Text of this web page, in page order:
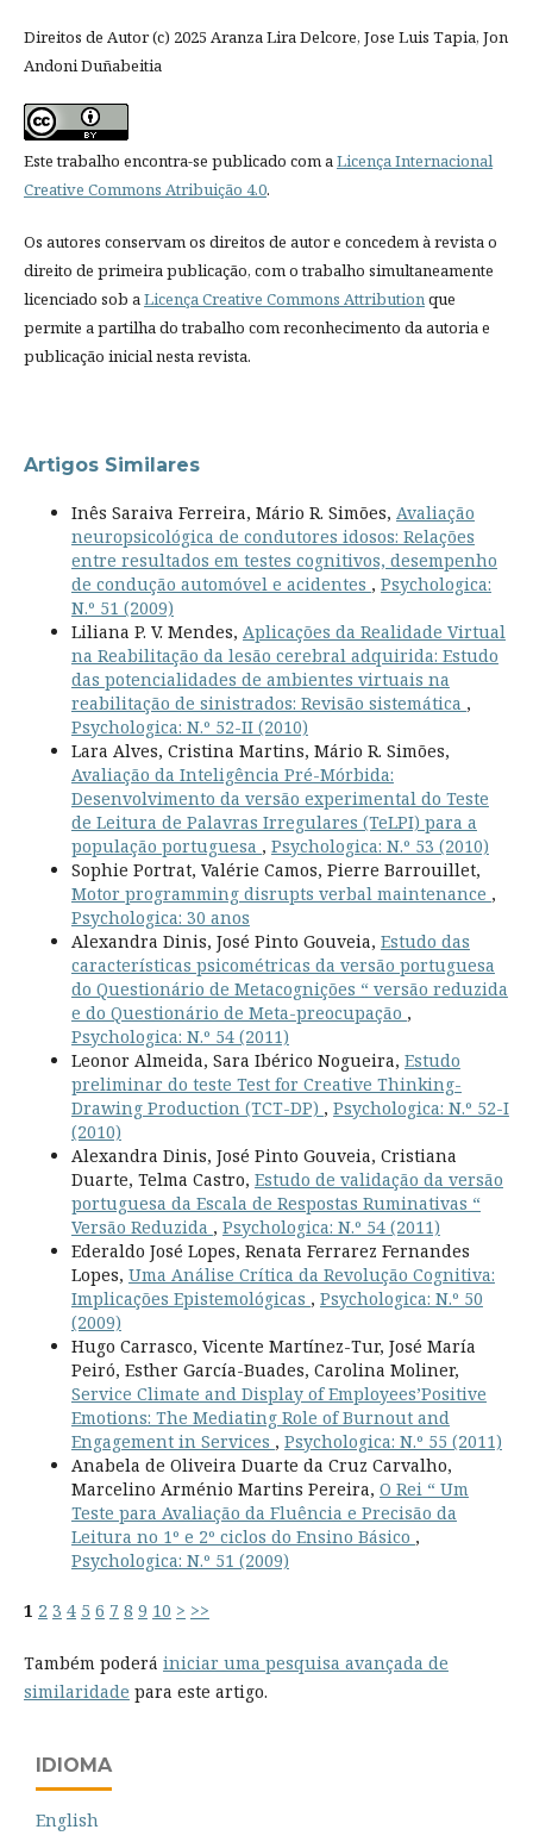
Direitos de Autor (c) 2025 Aranza Lira Delcore, Jose Luis Tapia, Jon
Andoni Duñabeitia
Este trabalho encontra-se publicado com aLicença Internacional
Creative Commons Atribuição 4.0.
Os autores conservam os direitos de autor e concedem à revista o
direito de primeira publicação, com o trabalho simultaneamente
licenciado sob aLicença Creative Commons Attributionque
permite a partilha do trabalho com reconhecimento da autoria e
publicação inicial nesta revista.
Artigos Similares
Inês Saraiva Ferreira, Mário R. Simões, Avaliação
neuropsicológica de condutores idosos: Relações
entre resultados em testes cognitivos, desempenho
de condução automóvel e acidentes , Psychologica:
N.º 51 (2009)
Liliana P. V. Mendes, Aplicações da Realidade Virtual
na Reabilitação da lesão cerebral adquirida: Estudo
das potencialidades de ambientes virtuais na
reabilitação de sinistrados: Revisão sistemática ,
Psychologica: N.º 52-II (2010)
Lara Alves, Cristina Martins, Mário R. Simões,
Avaliação da Inteligência Pré-Mórbida:
Desenvolvimento da versão experimental do Teste
de Leitura de Palavras Irregulares (TeLPI) para a
população portuguesa , Psychologica: N.º 53 (2010)
Sophie Portrat, Valérie Camos, Pierre Barrouillet,
Motor programming disrupts verbal maintenance ,
Psychologica: 30 anos
Alexandra Dinis, José Pinto Gouveia, Estudo das
características psicométricas da versão portuguesa
do Questionário de Metacognições “ versão reduzida
e do Questionário de Meta-preocupação ,
Psychologica: N.º 54 (2011)
Leonor Almeida, Sara Ibérico Nogueira, Estudo
preliminar do teste Test for Creative Thinking-
Drawing Production (TCT-DP) , Psychologica: N.º 52-I
(2010)
Alexandra Dinis, José Pinto Gouveia, Cristiana
Duarte, Telma Castro, Estudo de validação da versão
portuguesa da Escala de Respostas Ruminativas “
Versão Reduzida , Psychologica: N.º 54 (2011)
Ederaldo José Lopes, Renata Ferrarez Fernandes
Lopes, Uma Análise Crítica da Revolução Cognitiva:
Implicações Epistemológicas , Psychologica: N.º 50
(2009)
Hugo Carrasco, Vicente Martínez-Tur, José María
Peiró, Esther García-Buades, Carolina Moliner,
Service Climate and Display of Employees’Positive
Emotions: The Mediating Role of Burnout and
Engagement in Services , Psychologica: N.º 55 (2011)
Anabela de Oliveira Duarte da Cruz Carvalho,
Marcelino Arménio Martins Pereira, O Rei “ Um
Teste para Avaliação da Fluência e Precisão da
Leitura no 1º e 2º ciclos do Ensino Básico ,
Psychologica: N.º 51 (2009)
1 2 3 4 5 6 7 8 9 10 > >>
Também poderá iniciar uma pesquisa avançada de
similaridade para este artigo.
IDIOMA
English